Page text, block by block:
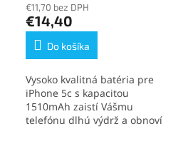
€11,70 bez DPH
€14,40
Do košíka
Vysoko kvalitná batéria pre
iPhone 5c s kapacitou
1510mAh zaistí Vášmu
telefónu dlhú výdrž a obnoví